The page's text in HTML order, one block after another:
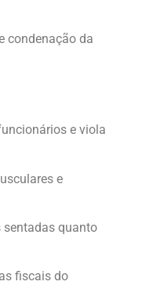
condenação da
e viola
e
sentadas quanto
fiscais do